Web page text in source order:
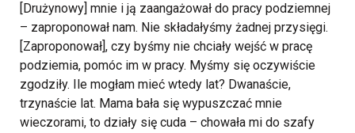
[Drużynowy] mnie i ją zaangażował do pracy podziemnej
– zaproponował nam. Nie składałyśmy żadnej przysięgi.
[Zaproponował], czy byśmy nie chciały wejść w pracę
podziemia, pomóc im w pracy. Myśmy się oczywiście
zgodziły. Ile mogłam mieć wtedy lat? Dwanaście,
trzynaście lat. Mama bała się wypuszczać mnie
wieczorami, to działy się cuda – chowała mi do szafy